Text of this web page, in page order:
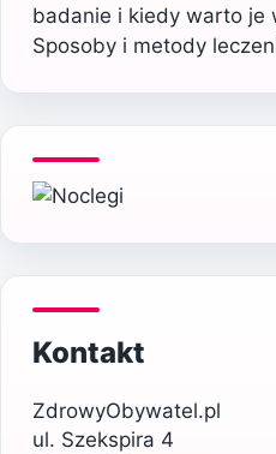
badanie i kiedy warto je
Sposoby i metody
Kontakt
ZdrowyObywatel.pl
ul. Szekspira 4